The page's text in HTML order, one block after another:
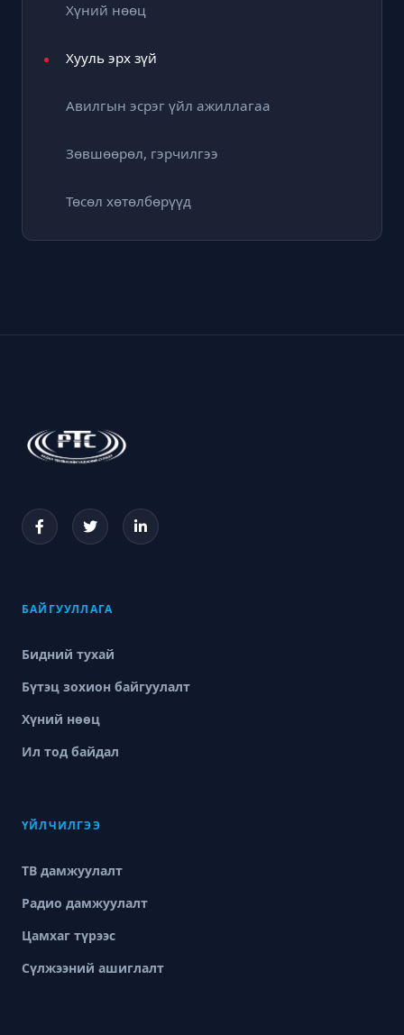
Хүний нөөц
Хууль эрх зүй
Авилгын эсрэг үйл ажиллагаа
Зөвшөөрөл, гэрчилгээ
Төсөл хөтөлбөрүүд
БАЙГУУЛЛАГА
Бидний тухай
Бүтэц зохион байгуулалт
Хүний нөөц
Ил тод байдал
ҮЙЛЧИЛГЭЭ
ТВ дамжуулалт
Радио дамжуулалт
Цамхаг түрээс
Сүлжээний ашиглалт